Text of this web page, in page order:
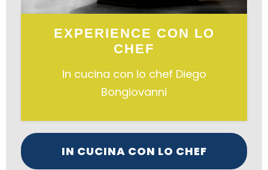
EXPERIENCE CON LO
CHEF
In cucina con lo chef Diego
Bongiovanni
IN CUCINA CON LO CHEF